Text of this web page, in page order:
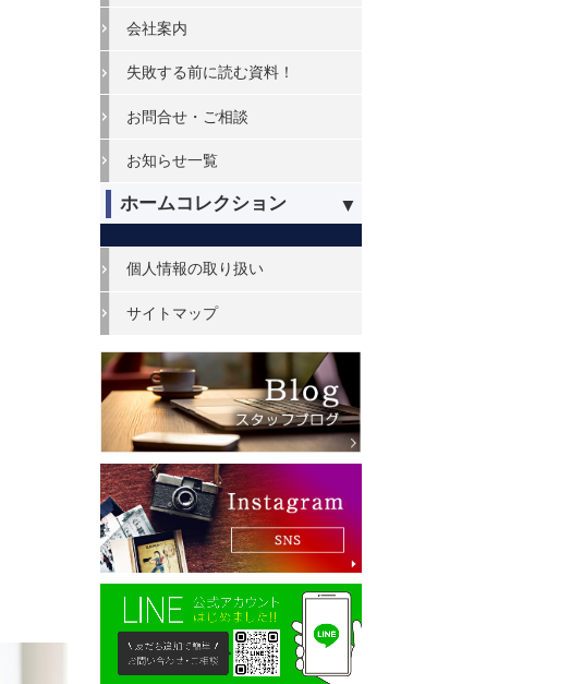
会社案内
失敗する前に読む資料！
お問合せ・ご相談
お知らせ一覧
ホームコレクション
個人情報の取り扱い
サイトマップ